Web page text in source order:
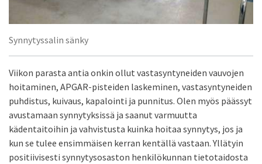
Synnytyssalin sänky
Viikon parasta antia onkin ollut vastasyntyneiden vauvojen
hoitaminen, APGAR-pisteiden laskeminen, vastasyntyneiden
puhdistus, kuivaus, kapalointi ja punnitus. Olen myös päässyt
avustamaan synnytyksissä ja saanut varmuutta
kädentaitoihin ja vahvistusta kuinka hoitaa synnytys, jos ja
kun se tulee ensimmäisen kerran kentällä vastaan. Yllätyin
positiivisesti synnytysosaston henkilökunnan tietotaidosta